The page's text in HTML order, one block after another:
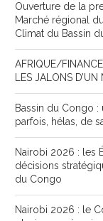
Ouverture de la
Marché régional
Climat du Bassin
AFRIQUE/
LES JALONS
Bassin du Congo :
parfois, hélas, de
Nairobi 2026 : les
décisions
du Congo
Nairobi 2026 : le